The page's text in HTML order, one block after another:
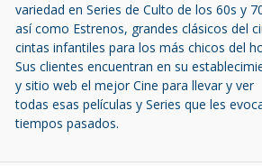
variedad en Series de Culto de los 60s y
así como Estrenos, grandes clásicos del
cintas infantiles para los más chicos del
Sus clientes encuentran en su
y sitio web el mejor Cine para llevar y ver
todas esas películas y Series que les
tiempos pasados.